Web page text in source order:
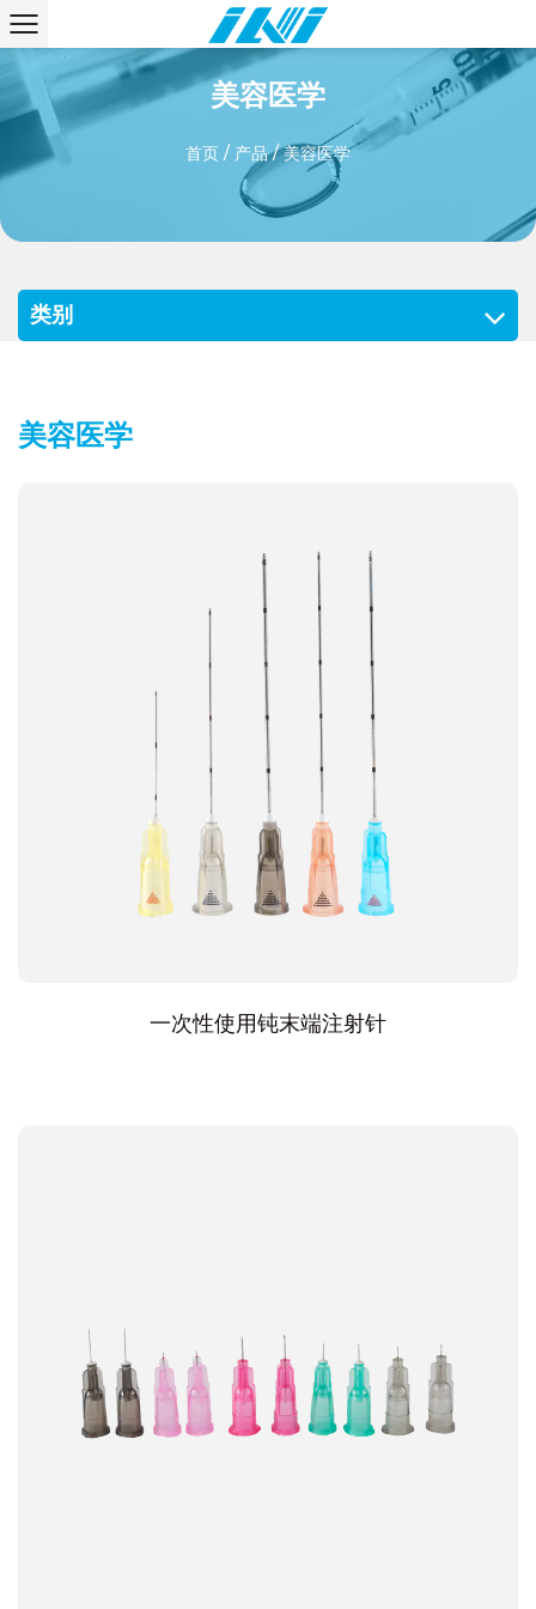
美容医学
首页 / 产品/美容医学
类别
美容医学
一次性使用钝末端注射针